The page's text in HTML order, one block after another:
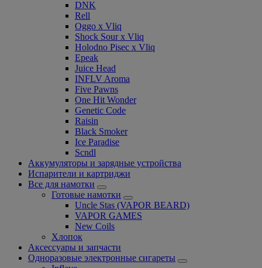
DNK
Rell
Oggo x Vliq
Shock Sour x Vliq
Holodno Pisec x Vliq
Epeak
Juice Head
INFLV Aroma
Five Pawns
One Hit Wonder
Genetic Code
Raisin
Black Smoker
Ice Paradise
Scndl
Аккумуляторы и зарядные устройства
Испарители и картриджи
Все для намотки
Готовые намотки
Uncle Stas (VAPOR BEARD)
VAPOR GAMES
New Coils
Хлопок
Аксессуары и запчасти
Одноразовые электронные сигареты